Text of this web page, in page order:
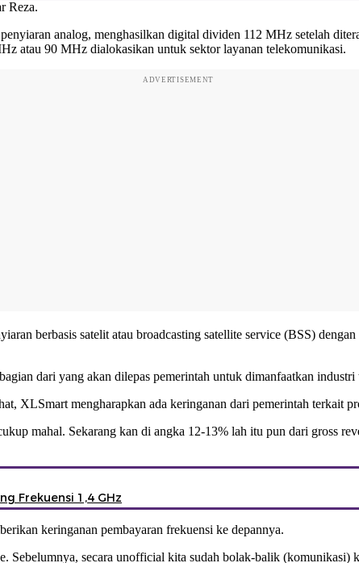
Reza.
analog, menghasilkan digital dividen 112 MHz setelah
atau 90 MHz dialokasikan untuk sektor layanan telekomunikasi.
ADVERTISEMENT
berbasis satelit atau broadcasting satellite service (BSS)
dari yang akan dilepas pemerintah untuk dimanfaatkan
XLSmart mengharapkan ada keringanan dari pemerintah terkait
mahal. Sekarang kan di angka 12-13% lah itu pun dari gross
Frekuensi 1,4 GHz
keringanan pembayaran frekuensi ke depannya.
Sebelumnya, secara unofficial kita sudah bolak-balik (komunikasi)